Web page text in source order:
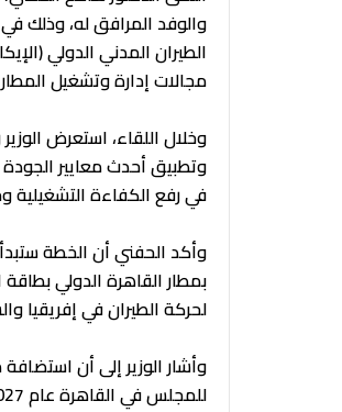
والوفد المرافق له، وذلك
الطيران المدني الدولي
مجالات إدارة وتشغيل
وخلال اللقاء، استعرض
في رفع الكفاءة التشغيلية
وأكد الحفني أن الخطة
لحركة الطيران في إفريقيا
وأشار الوزير إلى أن
للمجلس في القاهرة عام 2027، تمثلان شهادة ثقة دولية في قدرات الدولة وريادتها الإقليمية.